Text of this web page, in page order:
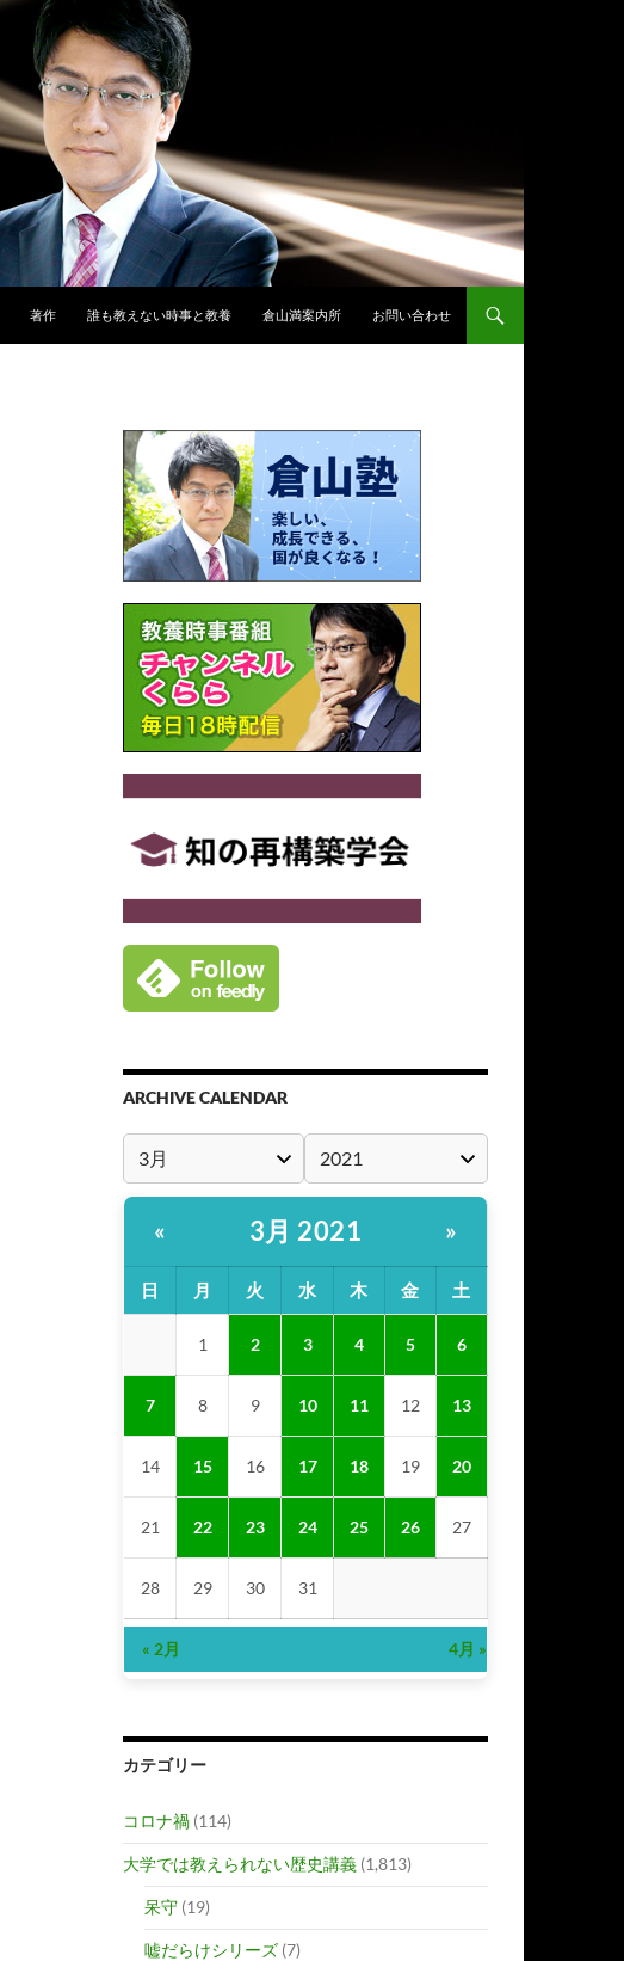
著作 誰も教えない時事と教養 倉山満案内所 お問い合わせ
ARCHIVE CALENDAR
« 3月 2021 »
日 月 火 水 木 金 土
1 2 3 4 5 6
7 8 9 10 11 12 13
14 15 16 17 18 19 20
21 22 23 24 25 26 27
28 29 30 31
« 2月 4月 »
カテゴリー
コロナ禍 (114)
大学では教えられない歴史講義 (1,813)
呆守 (19)
嘘だらけシリーズ (7)